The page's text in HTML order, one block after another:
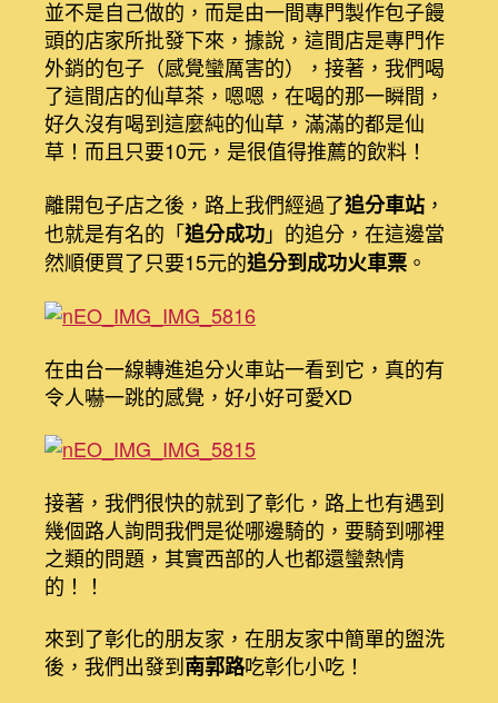
並不是自己做的，而是由一間專門製作包子饅
頭的店家所批發下來，據說，這間店是專門作
外銷的包子（感覺蠻厲害的），接著，我們喝
了這間店的仙草茶，嗯嗯，在喝的那一瞬間，
好久沒有喝到這麼純的仙草，滿滿的都是仙
草！而且只要10元，是很值得推薦的飲料！
離開包子店之後，路上我們經過了追分車站 ，
也就是有名的「追分成功」的追分，在這邊當
然順便買了只要15元的追分到成功火車票 。
在由台一線轉進追分火車站一看到它，真的有
令人嚇一跳的感覺，好小好可愛XD
接著，我們很快的就到了彰化，路上也有遇到
幾個路人詢問我們是從哪邊騎的，要騎到哪裡
之類的問題，其實西部的人也都還蠻熱情
的！！
來到了彰化的朋友家，在朋友家中簡單的盥洗
後，我們出發到南郭路吃彰化小吃！